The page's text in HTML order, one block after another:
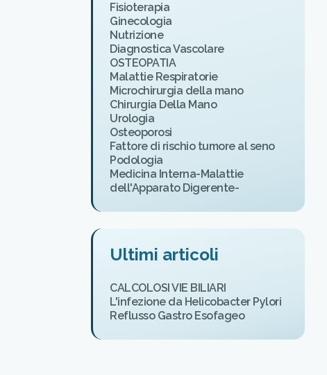
Fisioterapia
Ginecologia
Nutrizione
Diagnostica Vascolare
OSTEOPATIA
Malattie Respiratorie
Microchirurgia della mano
Chirurgia Della Mano
Urologia
Osteoporosi
Fattore di rischio tumore al seno
Podologia
Medicina Interna-Malattie
dell'Apparato Digerente-
Ultimi articoli
CALCOLOSI VIE BILIARI
L'infezione da Helicobacter Pylori
Reflusso Gastro Esofageo